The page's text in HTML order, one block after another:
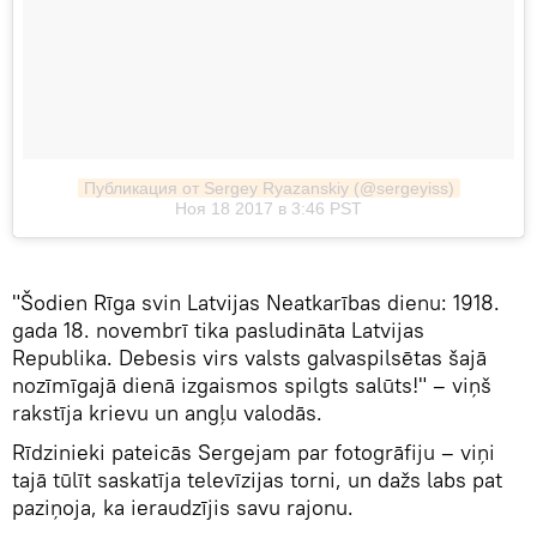
Публикация от Sergey Ryazanskiy (@sergeyiss)
Ноя 18 2017 в 3:46 PST
"Šodien Rīga svin Latvijas Neatkarības dienu: 1918.
gada 18. novembrī tika pasludināta Latvijas
Republika. Debesis virs valsts galvaspilsētas šajā
nozīmīgajā dienā izgaismos spilgts salūts!" – viņš
rakstīja krievu un angļu valodās.
Rīdzinieki pateicās Sergejam par fotogrāfiju – viņi
tajā tūlīt saskatīja televīzijas torni, un dažs labs pat
paziņoja, ka ieraudzījis savu rajonu.